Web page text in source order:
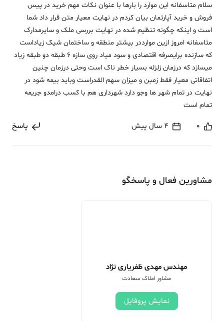
سلام متاسفانه این موارد را بارها با عنوان نکات مهم خرید در پیس
فروش و خرید آپارتمان بیان کردم در نهایت معیار متن قرار داد شما
است و اینکه چگونه تنظیم شده در نهایت بررسی ملک و سایرمدارک
متاسفانه امروز ازین موارددر بیشتر منطقه و ساختمان شیک زیاداست
که سازنده برایصرفه اقتصادی و سود میاد روی سازه 6 طبقه دو طبقه زیاد
میسازد که درزمان زلزله بسیار خطر ناک است وحتی درزمان چنین
اتفاقاتی معیار فقط زمبن و میزان سهم القدراست وباید بیمه شود در
نهایت در تمام شهر ها وجو دارد شهرداری هم با کسب درامدو جریمه
تمام است
0 4 سال پیش پاسخ
مشاورین فعال و پاسخگو
مهندس مهدی ظفریاری نژاد
مشاور املاک سعادت
نمایش پروفایل